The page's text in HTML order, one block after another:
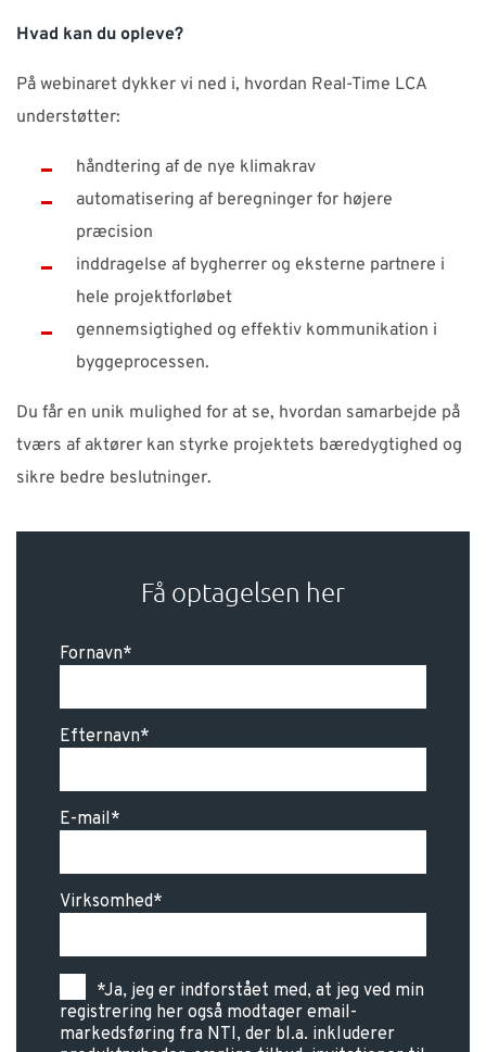
Hvad kan du opleve?
På webinaret dykker vi ned i, hvordan Real-Time LCA
understøtter:
håndtering af de nye klimakrav
automatisering af beregninger for højere
præcision
inddragelse af bygherrer og eksterne partnere i
hele projektforløbet
gennemsigtighed og effektiv kommunikation i
byggeprocessen.
Du får en unik mulighed for at se, hvordan samarbejde på
tværs af aktører kan styrke projektets bæredygtighed og
sikre bedre beslutninger.
Få optagelsen her